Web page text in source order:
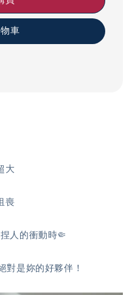
車
大
喪
人的衝動時🤏
對是妳的好夥伴！